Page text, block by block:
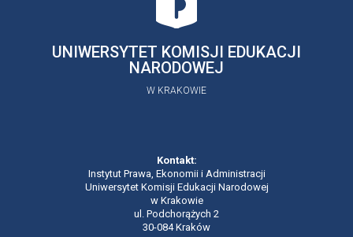
UNIWERSYTET KOMISJI EDUKACJI
NARODOWEJ
W KRAKOWIE
Kontakt:
Instytut Prawa, Ekonomii i Administracji
Uniwersytet Komisji Edukacji Narodowej
w Krakowie
ul. Podchorążych 2
30-084 Kraków